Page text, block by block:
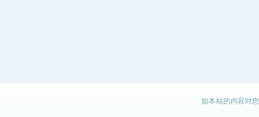
如本站的内容对